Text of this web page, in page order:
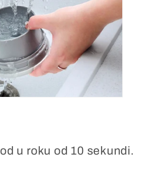
u roku od 10 sekundi.